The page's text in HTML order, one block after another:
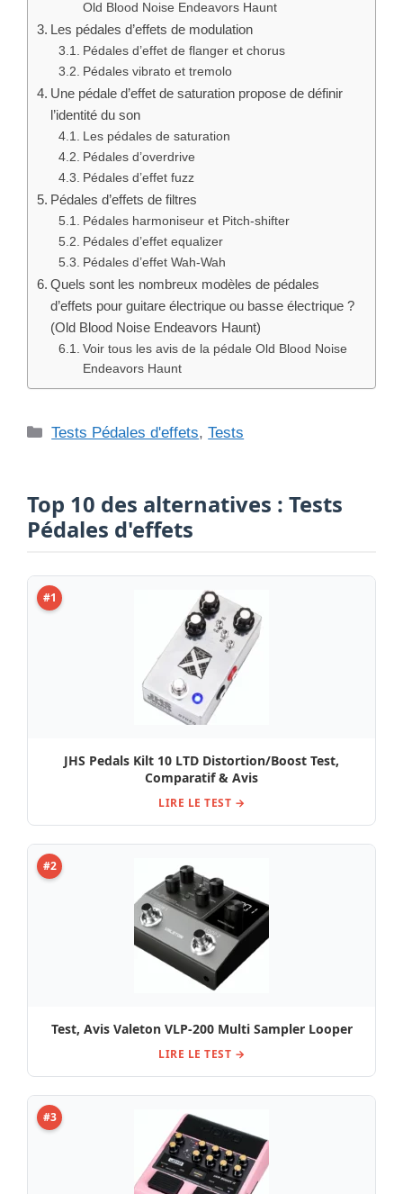
Old Blood Noise Endeavors Haunt
Les pédales d’effets de modulation
Pédales d’effet de flanger et chorus
Pédales vibrato et tremolo
Une pédale d’effet de saturation propose de définir
l’identité du son
Les pédales de saturation
Pédales d’overdrive
Pédales d’effet fuzz
Pédales d’effets de filtres
Pédales harmoniseur et Pitch-shifter
Pédales d’effet equalizer
Pédales d’effet Wah-Wah
Quels sont les nombreux modèles de pédales
d’effets pour guitare électrique ou basse électrique ?
(Old Blood Noise Endeavors Haunt)
Voir tous les avis de la pédale Old Blood Noise
Endeavors Haunt
Catégories
Tests Pédales d'effets,Tests
Top 10 des alternatives : Tests
Pédales d'effets
#1
JHS Pedals Kilt 10 LTD Distortion/Boost Test,
Comparatif & Avis
LIRE LE TEST →
#2
Test, Avis Valeton VLP-200 Multi Sampler Looper
LIRE LE TEST →
#3